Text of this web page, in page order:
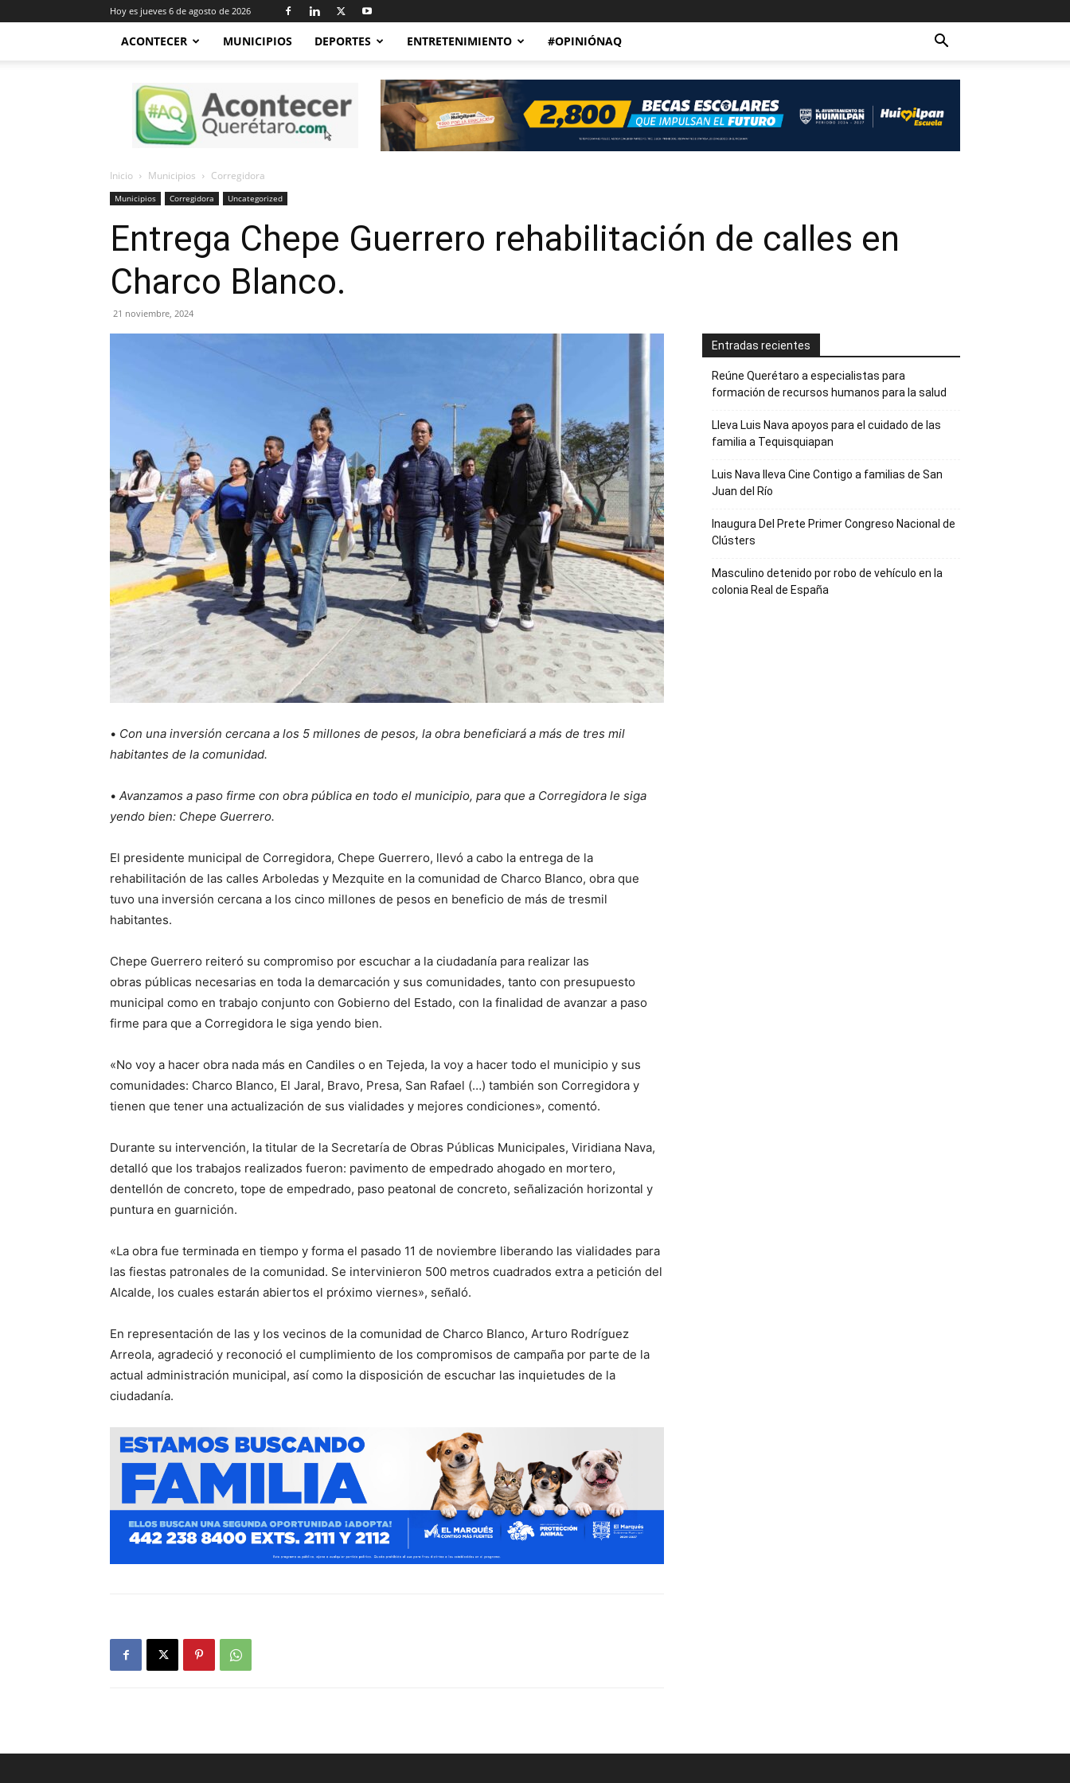
Hoy es jueves 6 de agosto de 2026
ACONTECER MUNICIPIOS DEPORTES ENTRETENIMIENTO #OPINIÓNAQ
Acontecer
Querétaro
Inicio Municipios Corregidora
Municipios Corregidora Uncategorized
Entrega Chepe Guerrero rehabilitación de calles en
Charco Blanco.
21 noviembre, 2024
• Con una inversión cercana a los 5 millones de pesos, la obra beneficiará a más de tres mil
habitantes de la comunidad.
• Avanzamos a paso firme con obra pública en todo el municipio, para que a Corregidora le siga
yendo bien: Chepe Guerrero.
El presidente municipal de Corregidora, Chepe Guerrero, llevó a cabo la entrega de la
rehabilitación de las calles Arboledas y Mezquite en la comunidad de Charco Blanco, obra que
tuvo una inversión cercana a los cinco millones de pesos en beneficio de más de tresmil
habitantes.
Chepe Guerrero reiteró su compromiso por escuchar a la ciudadanía para realizar las
obras públicas necesarias en toda la demarcación y sus comunidades, tanto con presupuesto
municipal como en trabajo conjunto con Gobierno del Estado, con la finalidad de avanzar a paso
firme para que a Corregidora le siga yendo bien.
«No voy a hacer obra nada más en Candiles o en Tejeda, la voy a hacer todo el municipio y sus
comunidades: Charco Blanco, El Jaral, Bravo, Presa, San Rafael (…) también son Corregidora y
tienen que tener una actualización de sus vialidades y mejores condiciones», comentó.
Durante su intervención, la titular de la Secretaría de Obras Públicas Municipales, Viridiana Nava,
detalló que los trabajos realizados fueron: pavimento de empedrado ahogado en mortero,
dentellón de concreto, tope de empedrado, paso peatonal de concreto, señalización horizontal y
puntura en guarnición.
«La obra fue terminada en tiempo y forma el pasado 11 de noviembre liberando las vialidades para
las fiestas patronales de la comunidad. Se intervinieron 500 metros cuadrados extra a petición del
Alcalde, los cuales estarán abiertos el próximo viernes», señaló.
En representación de las y los vecinos de la comunidad de Charco Blanco, Arturo Rodríguez
Arreola, agradeció y reconoció el cumplimiento de los compromisos de campaña por parte de la
actual administración municipal, así como la disposición de escuchar las inquietudes de la
ciudadanía.
Entradas recientes
Reúne Querétaro a especialistas para
formación de recursos humanos para la salud
Lleva Luis Nava apoyos para el cuidado de las
familia a Tequisquiapan
Luis Nava lleva Cine Contigo a familias de San
Juan del Río
Inaugura Del Prete Primer Congreso Nacional de
Clústers
Masculino detenido por robo de vehículo en la
colonia Real de España